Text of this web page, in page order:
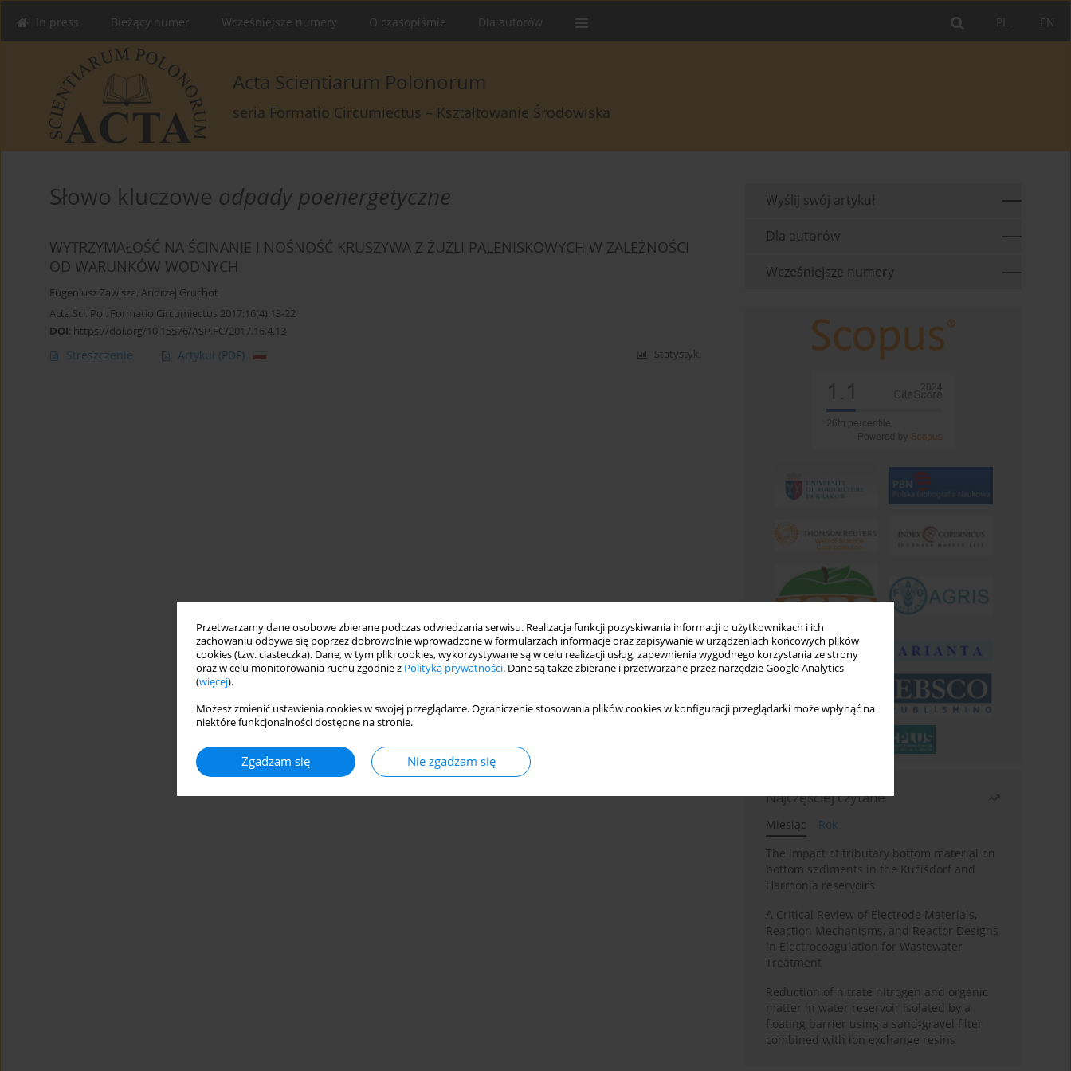
Przetwarzamy dane osobowe zbierane podczas odwiedzania serwisu. Realizacja funkcji pozyskiwania informacji o użytkownikach i ich
zachowaniu odbywa się poprzez dobrowolnie wprowadzone w formularzach informacje oraz zapisywanie w urządzeniach końcowych plików
cookies (tzw. ciasteczka). Dane, w tym pliki cookies, wykorzystywane są w celu realizacji usług, zapewnienia wygodnego korzystania ze strony
oraz w celu monitorowania ruchu zgodnie z Polityką prywatności. Dane są także zbierane i przetwarzane przez narzędzie Google Analytics
(więcej).
Możesz zmienić ustawienia cookies w swojej przeglądarce. Ograniczenie stosowania plików cookies w konfiguracji przeglądarki może wpłynąć na
niektóre funkcjonalności dostępne na stronie.
Zgadzam się Nie zgadzam się
EN
PL
In press Bieżący numer Wcześniejsze numery O czasopiśmie Dla autorów
Acta Scientiarum Polonorum
seria Formatio Circumiectus – Kształtowanie Środowiska
Słowo kluczowe odpady poenergetyczne
WYTRZYMAŁOŚĆ NA ŚCINANIE I NOŚNOŚĆ KRUSZYWA Z ŻUŻLI PALENISKOWYCH W ZALEŻNOŚCI
OD WARUNKÓW WODNYCH
Eugeniusz Zawisza, Andrzej Gruchot
Acta Sci. Pol. Formatio Circumiectus 2017;16(4):13-22
DOI: https://doi.org/10.15576/ASP.FC/2017.16.4.13
Streszczenie Artykuł (PDF) Statystyki
Wyślij swój artykuł
Dla autorów
Wcześniejsze numery
Najczęściej czytane
Miesiąc
Rok
The impact of tributary bottom material on
bottom sediments in the Kučišdorf and
Harmónia reservoirs
A Critical Review of Electrode Materials,
Reaction Mechanisms, and Reactor Designs
in Electrocoagulation for Wastewater
Treatment
Reduction of nitrate nitrogen and organic
matter in water reservoir isolated by a
floating barrier using a sand-gravel filter
combined with ion exchange resins